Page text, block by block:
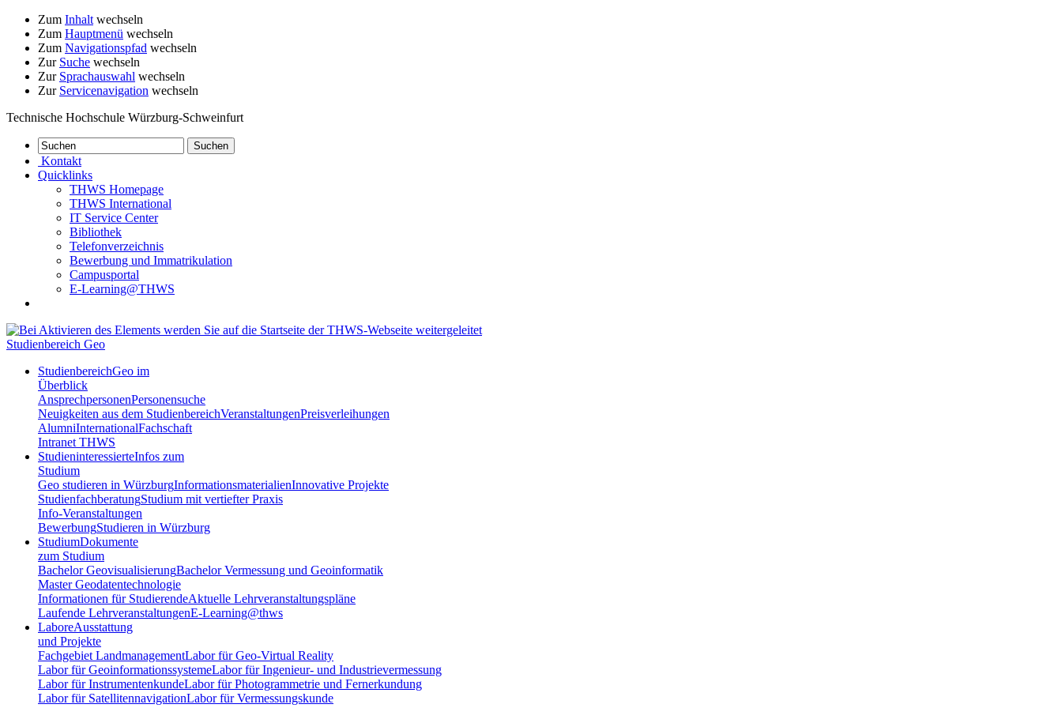
Zum Inhalt wechseln
Zum Hauptmenü wechseln
Zum Navigationspfad wechseln
Zur Suche wechseln
Zur Sprachauswahl wechseln
Zur Servicenavigation wechseln
Technische Hochschule Würzburg-Schweinfurt
Kontakt
Quicklinks
THWS Homepage
THWS International
IT Service Center
Bibliothek
Telefonverzeichnis
Bewerbung und Immatrikulation
Campusportal
E-Learning@THWS
Studienbereich Geo
StudienbereichGeo im
Überblick
AnsprechpersonenPersonensuche
Neuigkeiten aus dem StudienbereichVeranstaltungenPreisverleihungen
AlumniInternationalFachschaft
Intranet THWS
StudieninteressierteInfos zum
Studium
Geo studieren in WürzburgInformationsmaterialienInnovative Projekte
StudienfachberatungStudium mit vertiefter Praxis
Info-Veranstaltungen
BewerbungStudieren in Würzburg
StudiumDokumente
zum Studium
Bachelor GeovisualisierungBachelor Vermessung und Geoinformatik
Master Geodatentechnologie
Informationen für StudierendeAktuelle Lehrveranstaltungspläne
Laufende LehrveranstaltungenE-Learning@thws
LaboreAusstattung
und Projekte
Fachgebiet LandmanagementLabor für Geo-Virtual Reality
Labor für GeoinformationssystemeLabor für Ingenieur- und Industrievermessung
Labor für InstrumentenkundeLabor für Photogrammetrie und Fernerkundung
Labor für SatellitennavigationLabor für Vermessungskunde